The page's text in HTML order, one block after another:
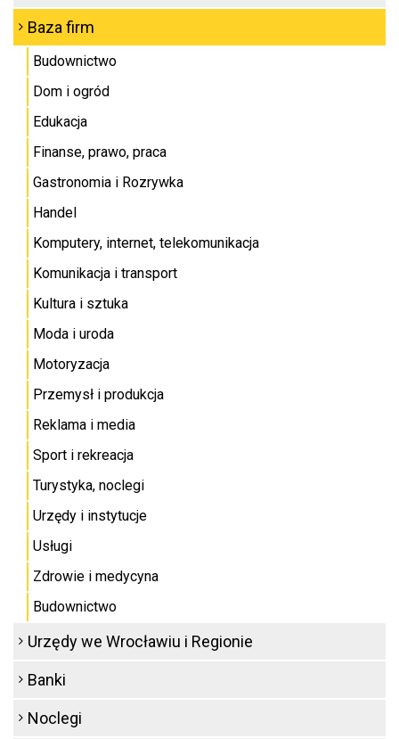
Baza firm
Budownictwo
Dom i ogród
Edukacja
Finanse, prawo, praca
Gastronomia i Rozrywka
Handel
Komputery, internet, telekomunikacja
Komunikacja i transport
Kultura i sztuka
Moda i uroda
Motoryzacja
Przemysł i produkcja
Reklama i media
Sport i rekreacja
Turystyka, noclegi
Urzędy i instytucje
Usługi
Zdrowie i medycyna
Budownictwo
Urzędy we Wrocławiu i Regionie
Banki
Noclegi